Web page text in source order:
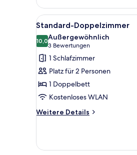
Doppelzimmer
Alle
Fotos
für
Standard-
Doppelzimmer
anzeigen
4
Standard-Doppelzimmer
10,010,0 von 10
Außergewöhnlich
3 Bewertungen
(3
Bewertungen)
1 Schlafzimmer
Platz für 2 Personen
1 Doppelbett
Kostenloses WLAN
Weitere Details
Weitere
Doppelzimmer